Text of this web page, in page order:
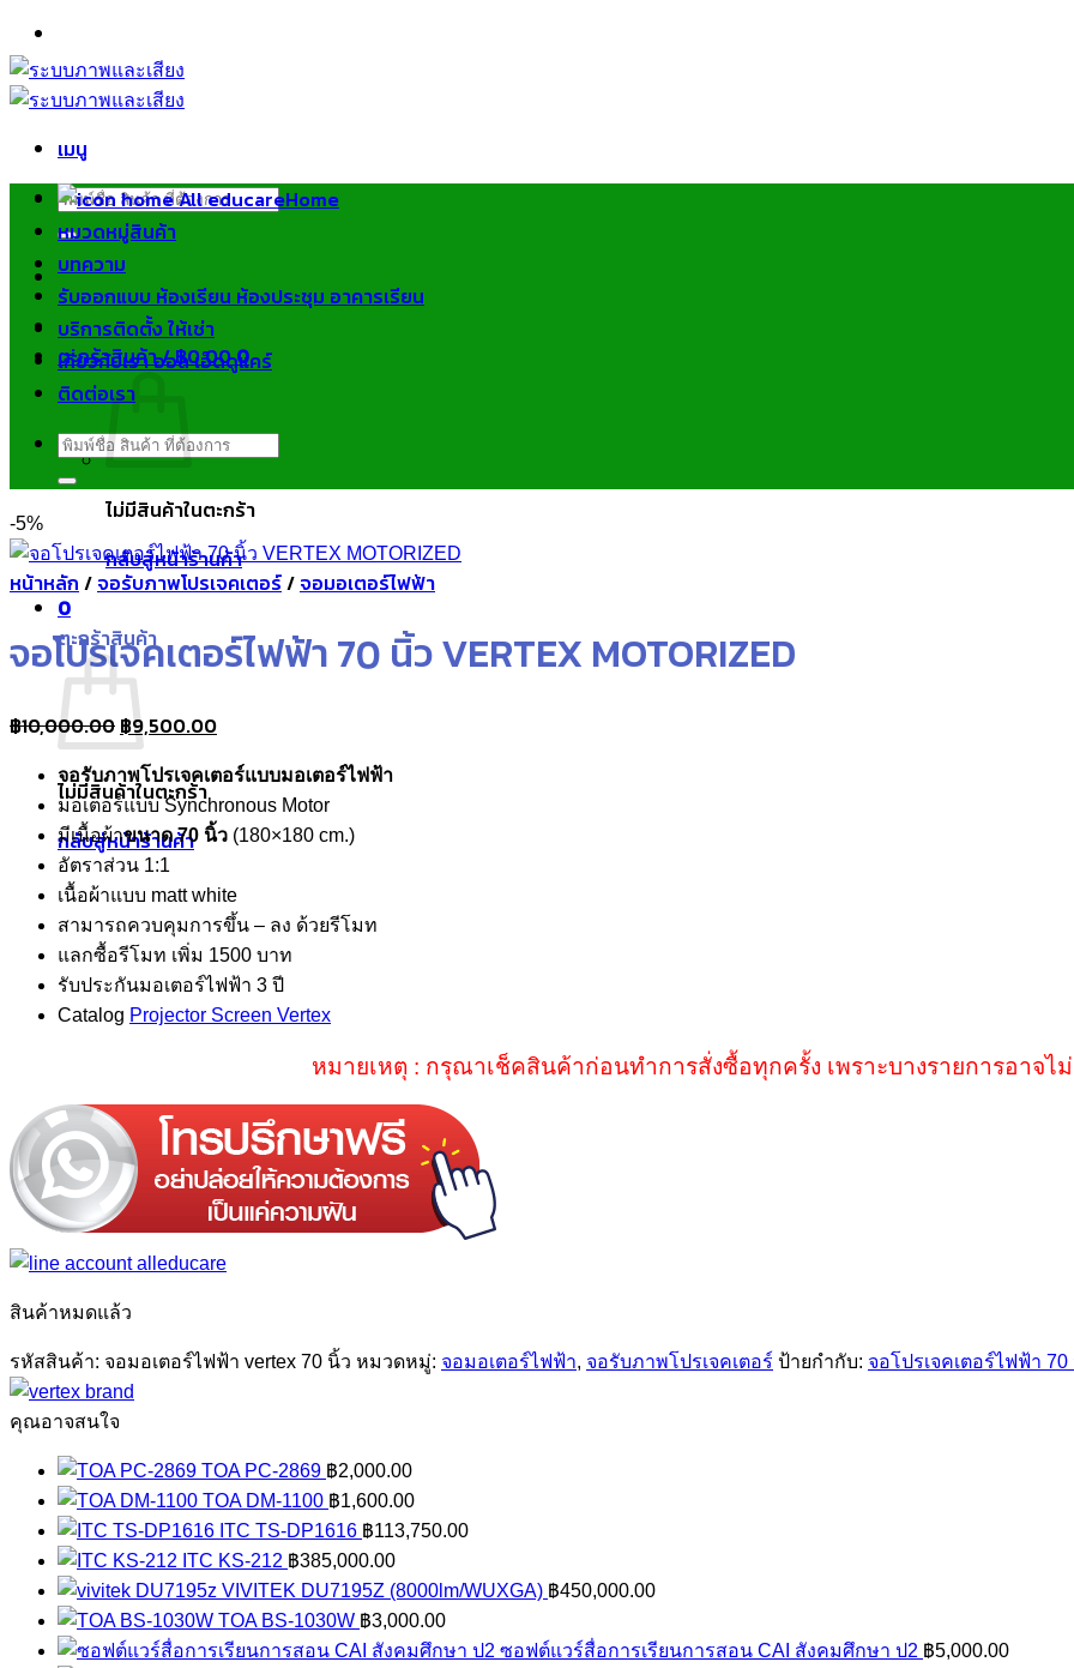
ข้าม
ไป
ยัง
เมนู
ค้นหา:
ตะกร้าสินค้า /฿0.000
ไม่มีสินค้าในตะกร้า
กลับสู่หน้าร้านค้า
0
ตะกร้าสินค้า
ไม่มีสินค้าในตะกร้า
กลับสู่หน้าร้านค้า
Home
หมวดหมู่สินค้า
บทความ
รับออกแบบ ห้องเรียน ห้องประชุม อาคารเรียน
บริการติดตั้ง ให้เช่า
เกี่ยวกับเรา ออล เอ็ดดูแคร์
ติดต่อเรา
ค้นหา:
-5%
หน้าหลัก / จอรับภาพโปรเจคเตอร์/ จอมอเตอร์ไฟฟ้า
จอโปรเจคเตอร์ไฟฟ้า 70 นิ้ว VERTEX MOTORIZED
฿10,000.00 Original
price
was:
฿10,000.00.
฿9,500.00Current
is:
฿9,500.00.
จอรับภาพโปรเจคเตอร์แบบมอเตอร์ไฟฟ้า
มอเตอร์แบบ Synchronous Motor
มีเนื้อผ้าขนาด 70 นิ้ว (180×180 cm.)
อัตราส่วน 1:1
เนื้อผ้าแบบ matt white
สามารถควบคุมการขึ้น – ลง ด้วยรีโมท
แลกซื้อรีโมท เพิ่ม 1500 บาท
รับประกันมอเตอร์ไฟฟ้า 3 ปี
Catalog Projector Screen Vertex
หมายเหตุ : กรุณาเช็คสินค้าก่อนทำการสั่งซื้อทุกครั้ง เพราะบางรายการอาจ
สินค้าหมดแล้ว
รหัสสินค้า: จอมอเตอร์ไฟฟ้า vertex 70 นิ้ว หมวดหมู่: จอมอเตอร์ไฟฟ้า, จอรับภาพโปรเจคเตอร์ ป้ายกำกับ: จอโปรเจคเตอร์ไฟฟ้า
คุณอาจสนใจ
TOA PC-2869 ฿2,000.00
TOA DM-1100 ฿1,600.00
ITC TS-DP1616 ฿113,750.00
ITC KS-212 ฿385,000.00
VIVITEK DU7195Z (8000lm/WUXGA) ฿450,000.00
TOA BS-1030W ฿3,000.00
ซอฟต์แวร์สื่อการเรียนการสอน CAI สังคมศึกษา ป2 ฿5,000.00